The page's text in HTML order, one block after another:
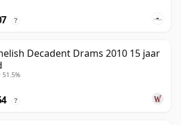
?
Decadent Drams 2010 15 jaar
51.5%
?